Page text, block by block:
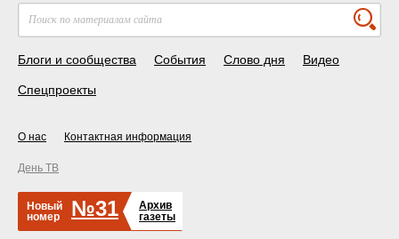
Блоги и сообщества События Слово дня Видео
Спецпроекты
О нас Контактная информация
День ТВ
Новый
номер
№31
Архив
газеты